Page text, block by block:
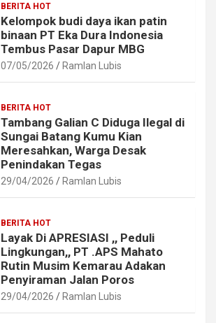
BERITA HOT
Kelompok budi daya ikan patin
binaan PT Eka Dura Indonesia
Tembus Pasar Dapur MBG
07/05/2026 Ramlan Lubis
BERITA HOT
Tambang Galian C Diduga Ilegal di
Sungai Batang Kumu Kian
Meresahkan, Warga Desak
Penindakan Tegas
29/04/2026 Ramlan Lubis
BERITA HOT
Layak Di APRESIASI ,, Peduli
Lingkungan,, PT .APS Mahato
Rutin Musim Kemarau Adakan
Penyiraman Jalan Poros
29/04/2026 Ramlan Lubis